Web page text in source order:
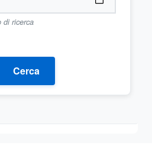
di ricerca
Cerca